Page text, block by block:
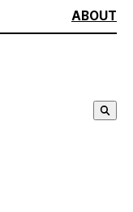
ABOUT